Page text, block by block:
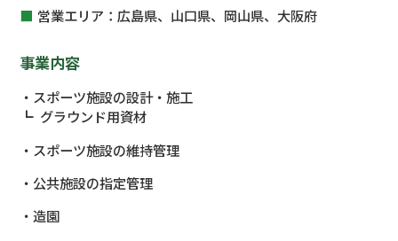
営業エリア： 広島県、山口県、岡山県、大阪府
事業内容
スポーツ施設の設計・施工
グラウンド用資材
スポーツ施設の維持管理
公共施設の指定管理
造園